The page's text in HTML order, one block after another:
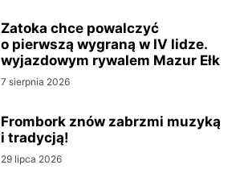
Zatoka chce powalczyć
o pierwszą wygraną w IV lidze.
wyjazdowym rywalem Mazur Ełk
7 sierpnia 2026
Frombork znów zabrzmi muzyką
i tradycją!
29 lipca 2026